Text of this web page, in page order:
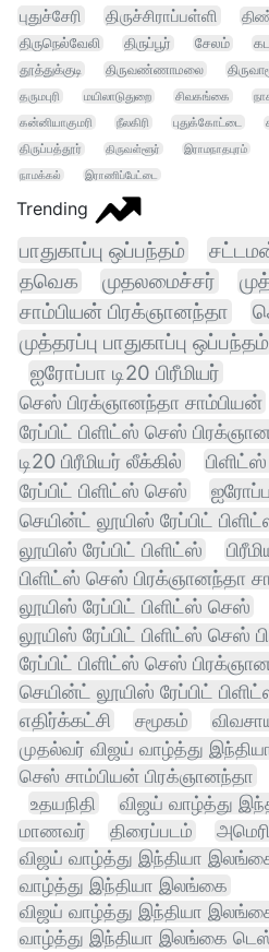
புதுச்சேரி திருச்சிராப்பள்ளி
திருநெல்வேலி திருப்பூர் சேலம்
தூத்துக்குடி
திருவண்ணாமலை
தருமபுரி
மயிலாடுதுறை சிவகங்கை
கன்னியாகுமரி
நீலகிரி புதுக்கோட்டை
திருப்பத்தூர்
திருவள்ளூர் இராமநாதபுரம்
நாமக்கல்
இராணிப்பேட்டை
Trending
பாதுகாப்பு ஒப்பந்தம்
தவெக
முதலமைச்சர்
சாம்பியன் பிரக்ஞானந்தா
முத்தரப்பு பாதுகாப்பு ஒப்பந்தம்
ஐரோப்பா டி20 பிரீமியர்
செஸ் பிரக்ஞானந்தா சாம்பியன்
ரேப்பிட் பிளிட்ஸ் செஸ்
டி20 பிரீமியர் லீக்கில்
ரேப்பிட் பிளிட்ஸ் செஸ்
செயின்ட் லூயிஸ் ரேப்பிட்
லூயிஸ் ரேப்பிட் பிளிட்ஸ்
பிளிட்ஸ் செஸ் பிரக்ஞானந்தா
லூயிஸ் ரேப்பிட் பிளிட்ஸ் செஸ்
லூயிஸ் ரேப்பிட் பிளிட்ஸ் செஸ்
ரேப்பிட் பிளிட்ஸ் செஸ்
செயின்ட் லூயிஸ் ரேப்பிட்
எதிர்க்கட்சி
சமூகம்
முதல்வர் விஜய் வாழ்த்து
செஸ் சாம்பியன் பிரக்ஞானந்தா
உதயநிதி
விஜய் வாழ்த்து
மாணவர்
திரைப்படம்
விஜய் வாழ்த்து இந்தியா
வாழ்த்து இந்தியா இலங்கை
விஜய் வாழ்த்து இந்தியா
வாழ்த்து இந்தியா இலங்கை